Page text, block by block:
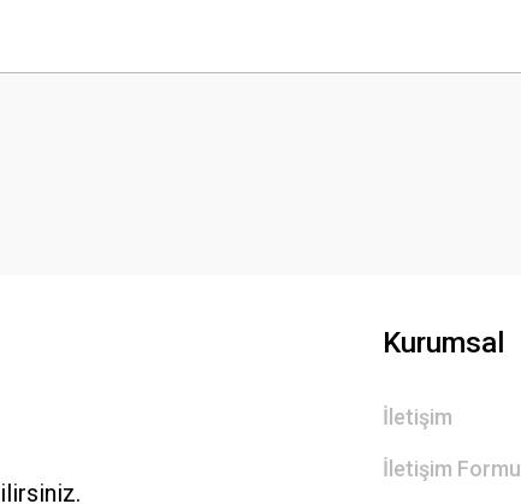
Gönder
Kurumsal
İletişim
İletişim Formu